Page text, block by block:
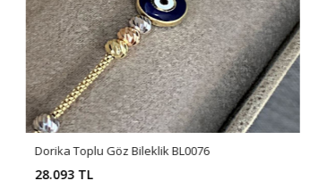
Dorika Toplu Göz Bileklik BL0076
28.093 TL